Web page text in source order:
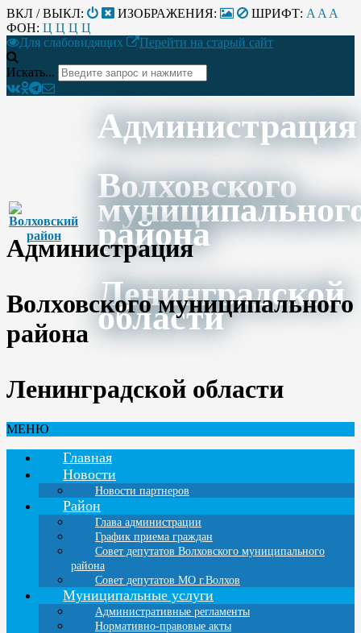
ВКЛ / ВЫКЛ: ИЗОБРАЖЕНИЯ: ШРИФТ: A A A
ФОН: Ц Ц Ц Ц
Для слабовидящих
Перейти на старый сайт
Искать...
Администрация
Волховского
района
Ленинградской
области
Администрация
Волховского муниципального
района
Ленинградской области
МЕНЮ
Главная
Новости
Новости партнеров
Район
Глава администрации
График приема граждан
Совет депутатов Волховского муниципального
района
Совет депутатов МО г.Волхов
Муниципальные услуги
Административные регламенты
Нормативно-правовые акты